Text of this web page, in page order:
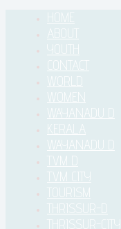
HOME
ABOUT
YOUTH
CONTACT
WORLD
WOMEN
WAYANADU D
KERALA
WAYANADU D
TVM D
TVM CITY
TOURISM
THRISSUR-D
THRISSUR-CITY